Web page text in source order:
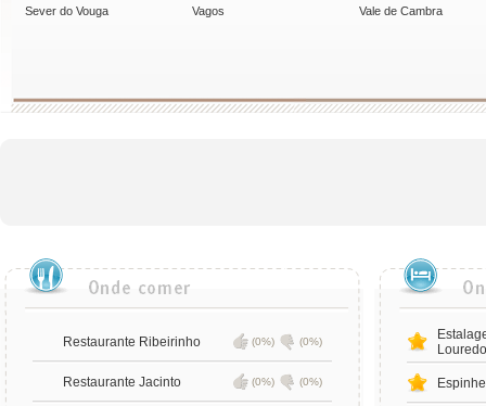
Sever do Vouga
Vagos Vale de Cambra
Restaurante Ribeirinho (0%) (0%)
Restaurante Jacinto (0%) (0%)
Louredo